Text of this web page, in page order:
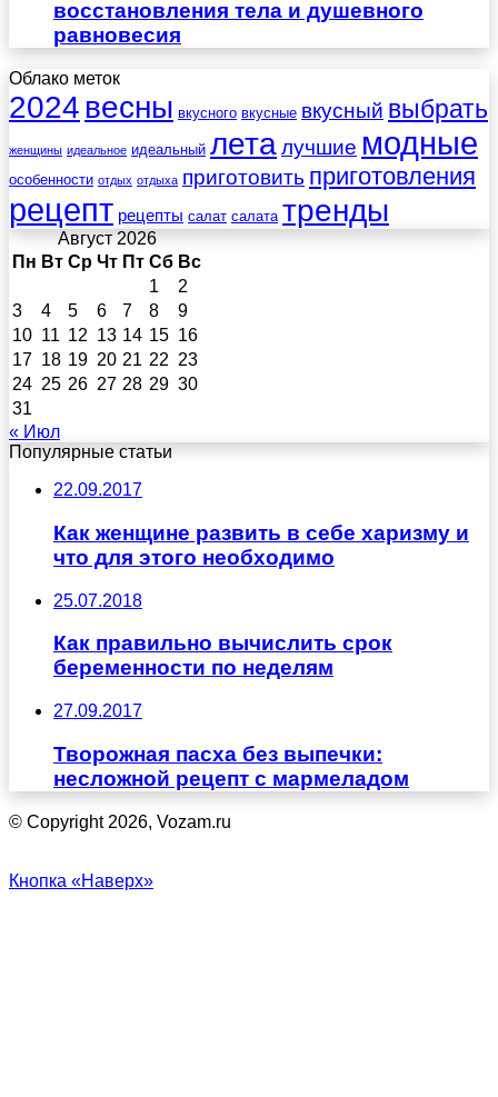
восстановления тела и душевного
равновесия
Облако меток
2024 весны вкусного вкусные вкусный выбрать
женщины идеальное идеальный леталучшие модные
особенности отдых отдыха приготовить приготовления
рецепт рецепты салат салата тренды
Август 2026
Пн Вт Ср Чт Пт Сб Вс
1
2
3
4 5 6 7 8
9
10 11 12 13 14 15 16
17 18 19 20 21 22 23
24 25 26 27 28 29 30
31
« Июл
Популярные статьи
22.09.2017
Как женщине развить в себе харизму и
что для этого необходимо
25.07.2018
Как правильно вычислить срок
беременности по неделям
27.09.2017
Творожная пасха без выпечки:
несложной рецепт с мармеладом
© Copyright 2026, Vozam.ru
Кнопка «Наверх»